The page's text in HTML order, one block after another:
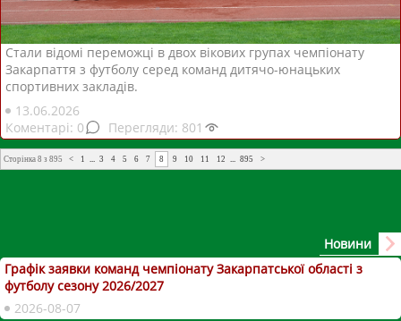
Стали відомі переможці в двох вікових групах чемпіонату
Закарпаття з футболу серед команд дитячо-юнацьких
спортивних закладів.
13.06.2026
0
801
Сторінка 8 з 895 < 1 3 4 5 6 7 8 9 10 11 12 895 >
Новини
Графік заявки команд чемпіонату Закарпатської області з
футболу сезону 2026/2027
2026-08-07